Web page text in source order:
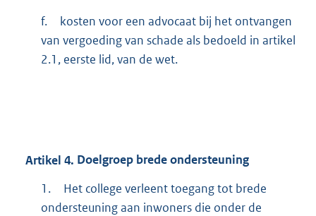
f.
kosten voor een advocaat bij het ontvangen
van vergoeding van schade als bedoeld in artikel
2.1, eerste lid, van de wet.
Artikel 4. Doelgroep brede ondersteuning
1.
Het college verleent toegang tot brede
ondersteuning aan inwoners die onder de